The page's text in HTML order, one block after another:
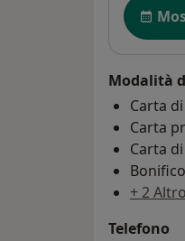
Modalità
Carta
Carta
Carta
Bonifico
+ 2 Altro
Telefono